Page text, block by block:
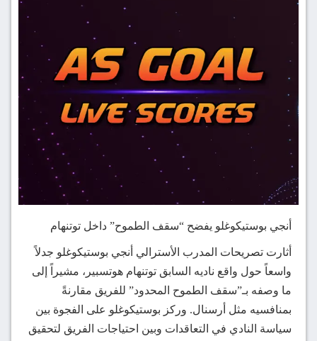
أنجي بوستيكوغلو يفضح “سقف الطموح” داخل توتنهام
أثارت تصريحات المدرب الأسترالي أنجي بوستيكوغلو جدلاً
واسعاً حول واقع ناديه السابق توتنهام هوتسبير، مشيراً إلى
ما وصفه بـ”سقف الطموح المحدود” للفريق مقارنةً
بمنافسيه مثل أرسنال. وركز بوستيكوغلو على الفجوة بين
سياسة النادي في التعاقدات وبين احتياجات الفريق لتحقيق